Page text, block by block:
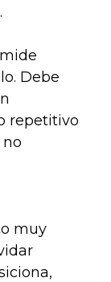
Debe
repetitivo
muy